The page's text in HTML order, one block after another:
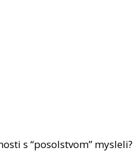
s “posolstvom” mysleli?